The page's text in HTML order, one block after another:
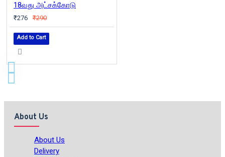
18வது அட்சக்கோடு
₹276 ₹290
Add to Cart
About Us
About Us
Delivery